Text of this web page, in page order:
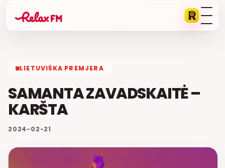
LIETUVIŠKA PREMJERA
SAMANTA ZAVADSKAITĖ –
KARŠTA
2024-02-21